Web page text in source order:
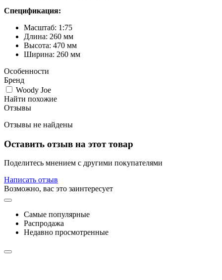
Спецификация:
Масштаб: 1:75
Длина: 260 мм
Высота: 470 мм
Ширина: 260 мм
Особенности
Бренд
Woody Joe
Найти похожие
Отзывы
Отзывы не найдены
Оставить отзыв на этот товар
Поделитесь мнением с другими покупателями
Написать отзыв
Возможно, вас это заинтересует
Самые популярные
Распродажа
Недавно просмотренные